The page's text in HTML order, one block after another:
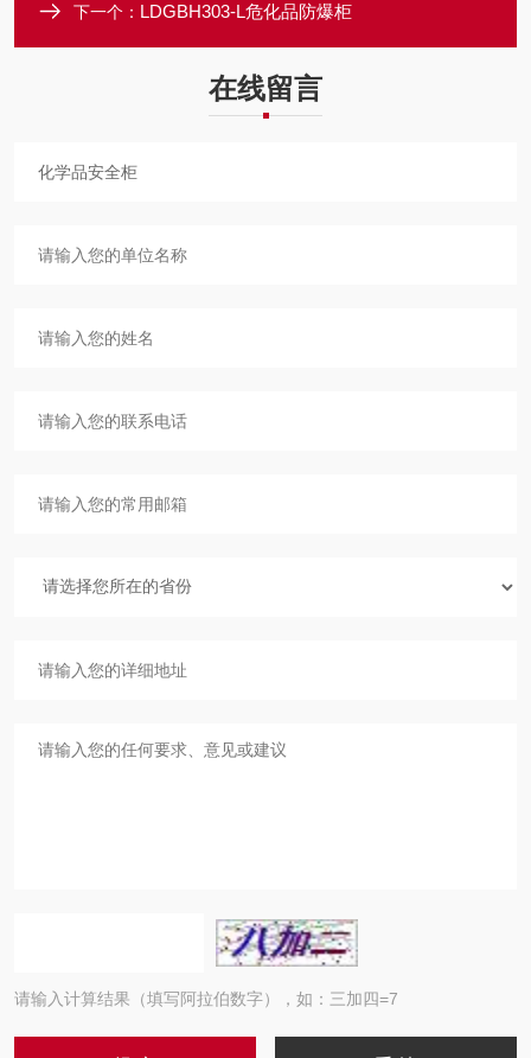
下一个： LDGBH303-L危化品防爆柜
在线留言
请输入计算结果（填写阿拉伯数字），如：三加四=7